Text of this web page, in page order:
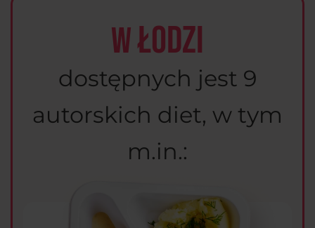
WŁodzi
dostępnych jest 9
autorskich diet, w tym
m.in.: